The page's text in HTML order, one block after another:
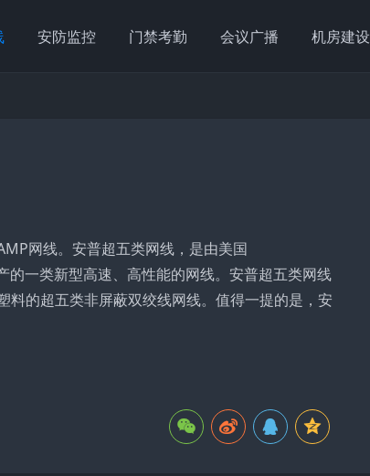
安防监控 门禁考勤 会议广播 机房建设
网线。安普超五类网线，是由美国
一类新型高速、高性能的网线。安普超五类网线
的超五类非屏蔽双绞线网线。值得一提的是，安